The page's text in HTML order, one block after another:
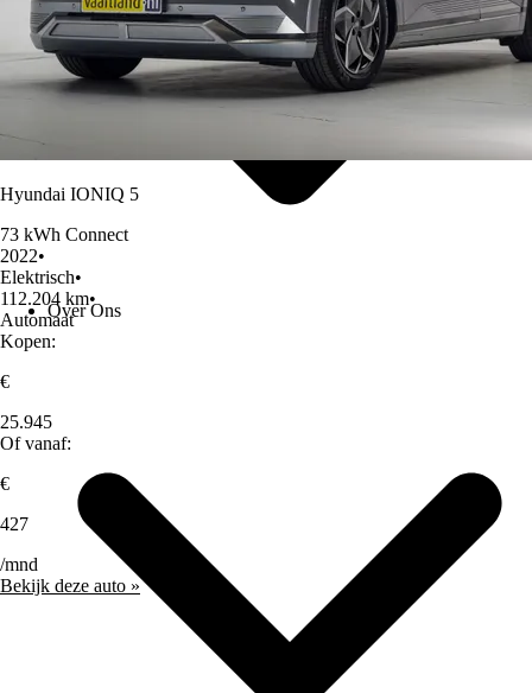
Over Ons
Hyundai IONIQ 5
73 kWh Connect
2022•
Elektrisch•
112.204 km•
Automaat
Kopen:
€
25.945
Of vanaf:
€
427
/mnd
Bekijk deze auto »